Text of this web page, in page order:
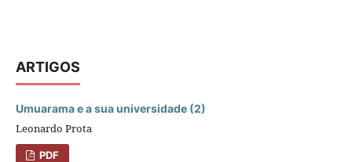
ARTIGOS
Umuarama e a sua universidade (2)
Leonardo Prota
PDF